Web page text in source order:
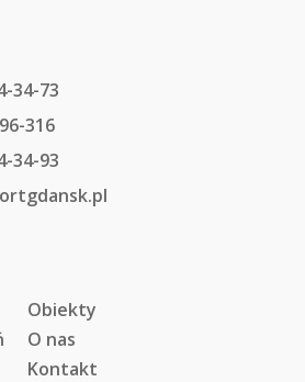
34-73
316
34-93
Obiekty
O nas
Kontakt